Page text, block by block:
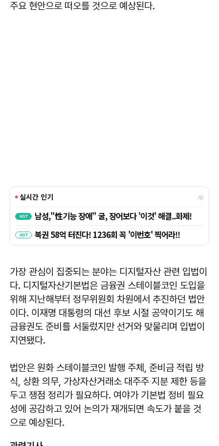
주요 현안으로 떠오를 것으로 예상된다.
가장 관심이 집중되는 분야는 디지털자산 관련 입법이
다. 디지털자산기본법은 금융권 스테이블코인 도입을
위해 지난해부터 정무위원회 차원에서 추진하던 법안
이다. 이재명 대통령의 대선 후보 시절 공약이기도 해
금융권도 준비를 서둘렀지만 선거와 맞물리며 입법이
지연됐다.
법안은 원화 스테이블코인 발행 주체, 준비금 적립 방
식, 상환 의무, 가상자산거래소 대주주 지분 제한 등을
두고 쟁점 정리가 필요하다. 여야가 기본법 정비 필요
성에 공감하고 있어 논의가 재개되면 속도가 붙을 것
으로 예상된다.